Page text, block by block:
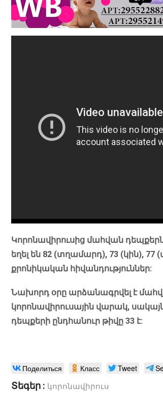
Կորոնավիրուսից մահվան
եղել են 82 (տղամարդ), 73 (կին),
քրոնիկական հիվանդություններ:
Նախորդ օրը արձանագրվել է
կորոնավիրուսային վարակ,
դեպքերի ընդհանուր թիվը 33 է:
Поделиться Класс Tweet
Տեգեր : կորոնավիրուս